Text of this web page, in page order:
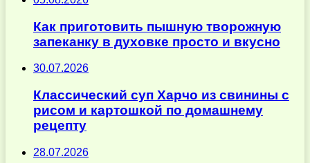
Как приготовить пышную творожную
запеканку в духовке просто и вкусно
30.07.2026
Классический суп Харчо из свинины с
рисом и картошкой по домашнему
рецепту
28.07.2026